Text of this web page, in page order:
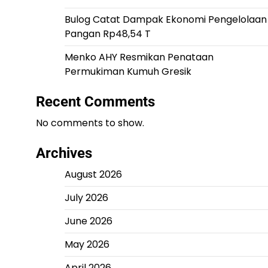
Bulog Catat Dampak Ekonomi Pengelolaan
Pangan Rp48,54 T
Menko AHY Resmikan Penataan
Permukiman Kumuh Gresik
Recent Comments
No comments to show.
Archives
August 2026
July 2026
June 2026
May 2026